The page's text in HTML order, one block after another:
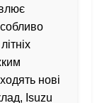
нові
Isuzu